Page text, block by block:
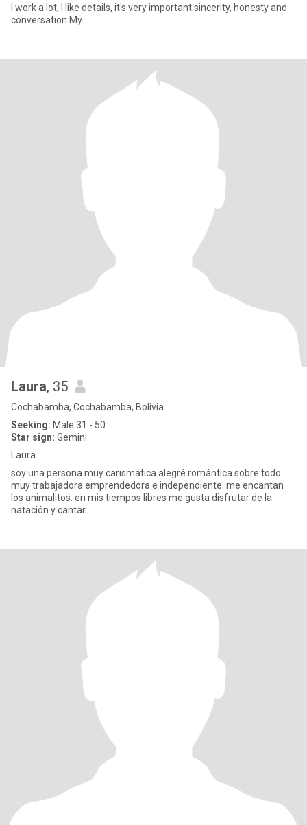
I work a lot, I like details, it's very important sincerity, honesty and
conversation My
Laura, 35
Cochabamba, Cochabamba, Bolivia
Seeking: Male 31 - 50
Star sign: Gemini
Laura
soy una persona muy carismática alegré romántica sobre todo
muy trabajadora emprendedora e independiente. me encantan
los animalitos. en mis tiempos libres me gusta disfrutar de la
natación y cantar.